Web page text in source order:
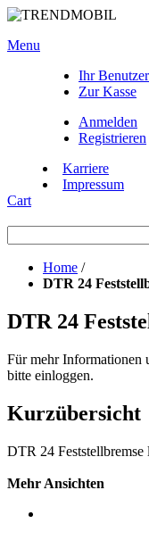
Menu
Ihr
Zur Kasse
Anmelden
Registrieren
Karriere
Impressum
Cart
Home /
DTR 24
DTR 24
Für mehr Informationen
bitte einloggen.
Kurzübersicht
DTR 24 Feststellbremse
Mehr Ansichten